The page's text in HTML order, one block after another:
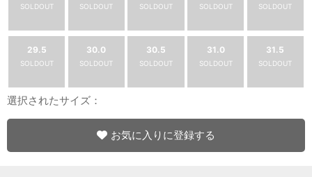
SOLDOUT SOLDOUT SOLDOUT SOLDOUT SOLDOUT
29.5
SOLDOUT
30.0
SOLDOUT
30.5
SOLDOUT
31.0
SOLDOUT
31.5
SOLDOUT
選択されたサイズ：
お気に入りに登録する